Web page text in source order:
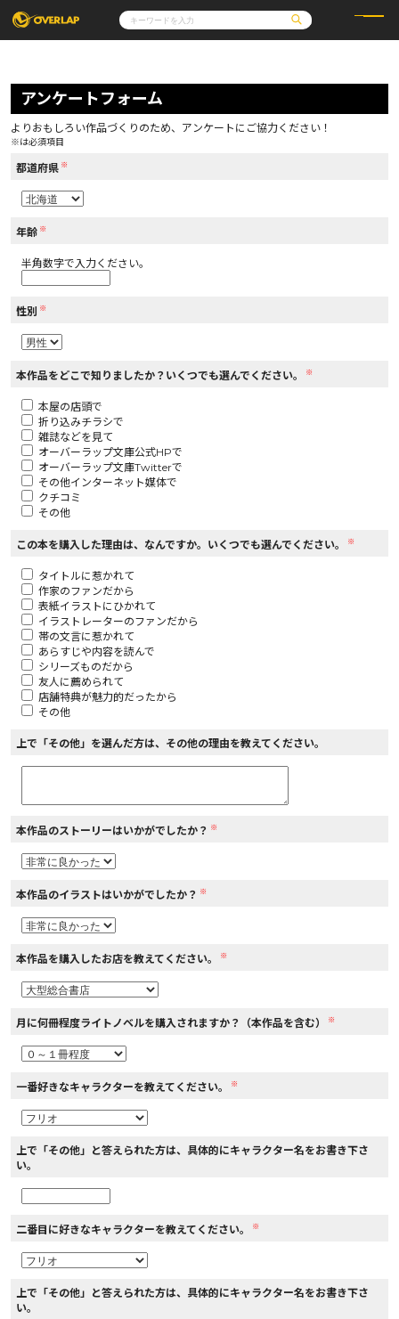
コミック
コミックガルド
コミッククリエ
LiQulle
ラブパルフェ
ライトノベル
ロサージュノベルス
その他
コミックエッセイ
通販・NEWS
OVERLAP STORE
アクセス
オーバーラップホールディングス
コミックパルフェ
閉じる
アンケートフォーム
よりおもしろい作品づくりのため、アンケートにご協力ください！
※は必須項目
都道府県 ※
年齢 ※
半角数字で入力ください。
性別 ※
本作品をどこで知りましたか？いくつでも選んでください。 ※
本屋の店頭で
折り込みチラシで
雑誌などを見て
オーバーラップ文庫公式HPで
オーバーラップ文庫Twitterで
その他インターネット媒体で
クチコミ
その他
この本を購入した理由は、なんですか。いくつでも選んでください。 ※
タイトルに惹かれて
作家のファンだから
表紙イラストにひかれて
イラストレーターのファンだから
帯の文言に惹かれて
あらすじや内容を読んで
シリーズものだから
友人に薦められて
店舗特典が魅力的だったから
その他
上で「その他」を選んだ方は、その他の理由を教えてください。
本作品のストーリーはいかがでしたか？ ※
本作品のイラストはいかがでしたか？ ※
本作品を購入したお店を教えてください。 ※
月に何冊程度ライトノベルを購入されますか？（本作品を含む） ※
一番好きなキャラクターを教えてください。 ※
上で「その他」と答えられた方は、具体的にキャラクター名をお書き下さ
い。
二番目に好きなキャラクターを教えてください。 ※
上で「その他」と答えられた方は、具体的にキャラクター名をお書き下さ
い。